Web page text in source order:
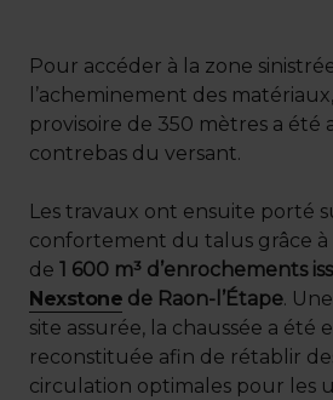
Pour accéder à la zone
l’acheminement des
provisoire de 350 mètres a été
contrebas du versant.
Les travaux ont ensuite porté
confortement du talus grâce
de 1 600 m³ d’enrochements
Nexstone de Raon-l’Étape.
site assurée, la chaussée a été
reconstituée afin de rétablir
circulation optimales pour les